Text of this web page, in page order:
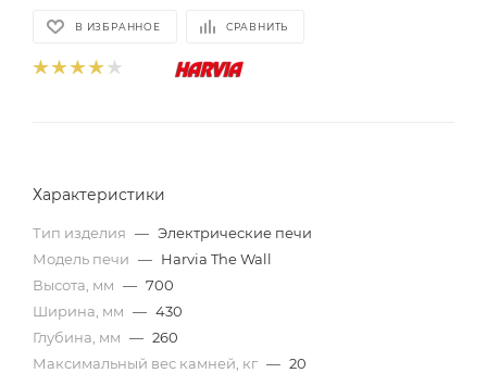
В ИЗБРАННОЕ СРАВНИТЬ
Характеристики
Тип изделия — Электрические печи
Модель печи — Harvia The Wall
Высота, мм — 700
Ширина, мм — 430
Глубина, мм — 260
Максимальный вес камней, кг — 20